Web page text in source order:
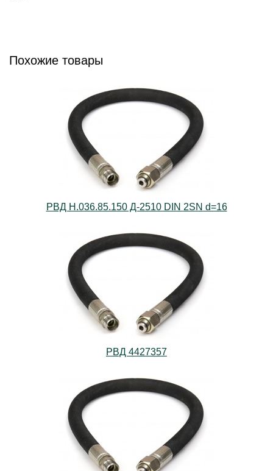
Похожие товары
РВД Н.036.85.150 Д-2510 DIN 2SN d=16
РВД 4427357